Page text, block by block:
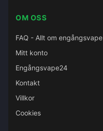
OM OSS
FAQ - Allt om engångsvape
Mitt konto
Engångsvape24
Kontakt
Villkor
Cookies